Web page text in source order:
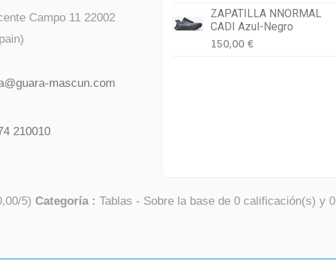
Campo 11 22002
mascun.com
210010
ZAPATILLA NNORMAL
CADI Azul-Negro
150,00 €
/5) Categoría : Tablas - Sobre la base de 0 calificación(s) y 0